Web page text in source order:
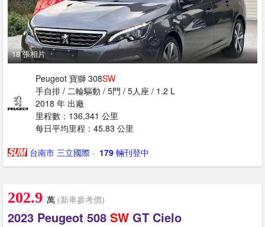
18 張相片
Peugeot 寶獅 308SW
手自排 / 二輪驅動 / 5門 / 5人座 / 1.2 L
2018 年 出廠
里程數：136,341 公里
每日平均里程：45.83 公里
台南市 三立國際 · ‎ 179 輛刊登中
202.9 萬 (新車參考價)
2023 Peugeot 508 SW GT Cielo